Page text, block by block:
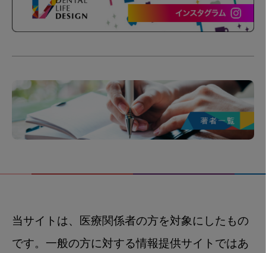
当サイトは、医療関係者の方を対象にしたもの
です。一般の方に対する情報提供サイトではあ